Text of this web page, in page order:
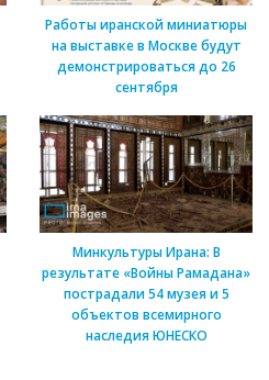
Работы иранской миниатюры
на выставке в Москве будут
демонстрироваться до 26
сентября
Минкультуры Ирана: В
результате «Войны Рамадана»
пострадали 54 музея и 5
объектов всемирного
наследия ЮНЕСКО